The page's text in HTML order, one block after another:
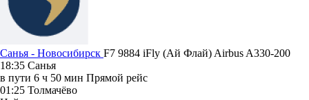
Санья - Новосибирск F7 9884 iFly (Ай Флай) Airbus A330-200
18:35 Санья
в пути 6 ч 50 мин Прямой рейс
01:25 Толмачёво